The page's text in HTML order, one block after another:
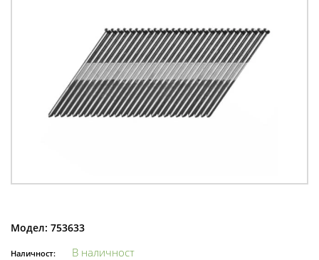
Модел: 753633
Наличност: В наличност